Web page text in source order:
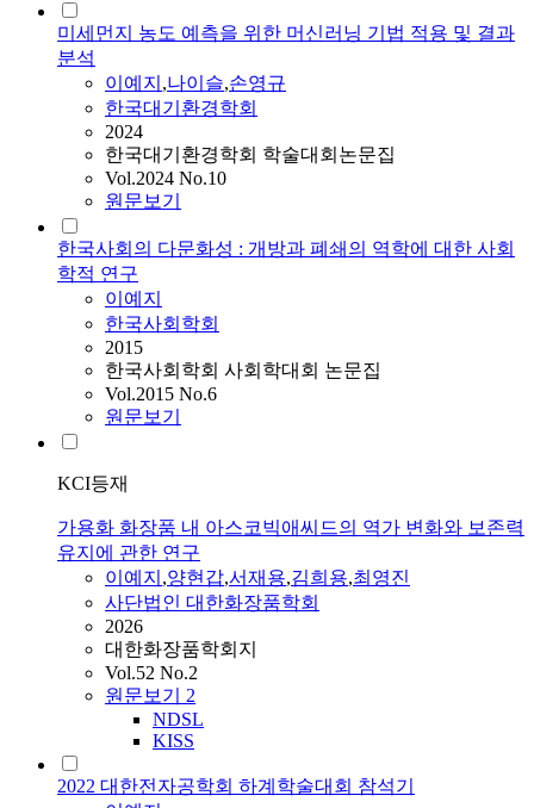
미세먼지 농도 예측을 위한 머신러닝 기법 적용 및 결과
분석
이예지 ,나이슬,손영규
한국대기환경학회
2024
한국대기환경학회 학술대회논문집
Vol.2024 No.10
원문보기
한국사회의 다문화성 : 개방과 폐쇄의 역학에 대한 사회
학적 연구
이예지
한국사회학회
2015
한국사회학회 사회학대회 논문집
Vol.2015 No.6
원문보기
KCI등재
가용화 화장품 내 아스코빅애씨드의 역가 변화와 보존력
유지에 관한 연구
이예지 ,양현갑,서재용,김희용,최영진
사단법인 대한화장품학회
2026
대한화장품학회지
Vol.52 No.2
원문보기 2
NDSL
KISS
2022 대한전자공학회 하계학술대회 참석기